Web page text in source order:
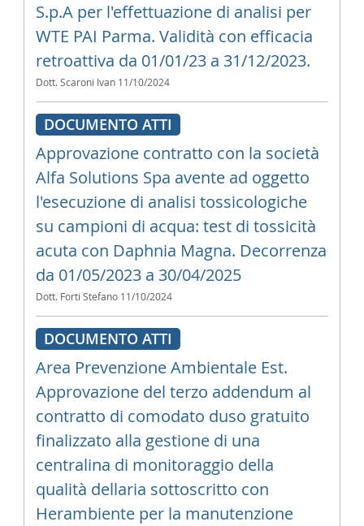
S.p.A per l'effettuazione di analisi per
WTE PAI Parma. Validità con efficacia
retroattiva da 01/01/23 a 31/12/2023.
Dott. Scaroni Ivan 11/10/2024
DOCUMENTO ATTI
Approvazione contratto con la società
Alfa Solutions Spa avente ad oggetto
l'esecuzione di analisi tossicologiche
su campioni di acqua: test di tossicità
acuta con Daphnia Magna. Decorrenza
da 01/05/2023 a 30/04/2025
Dott. Forti Stefano 11/10/2024
DOCUMENTO ATTI
Area Prevenzione Ambientale Est.
Approvazione del terzo addendum al
contratto di comodato duso gratuito
finalizzato alla gestione di una
centralina di monitoraggio della
qualità dellaria sottoscritto con
Herambiente per la manutenzione